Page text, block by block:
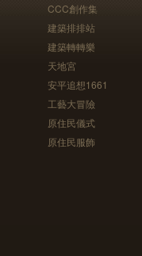
CCC創作集
建築排排站
建築轉轉樂
天地宮
安平追想1661
工藝大冒險
原住民儀式
原住民服飾